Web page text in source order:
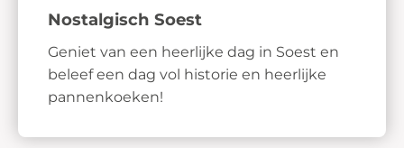
Nostalgisch Soest
Geniet van een heerlijke dag in Soest en
beleef een dag vol historie en heerlijke
pannenkoeken!